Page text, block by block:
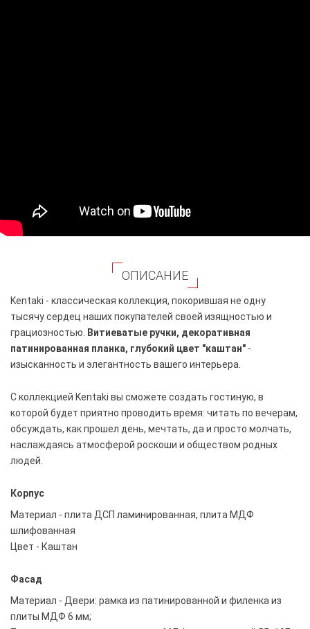
ОПИСАНИЕ
Kentaki - классическая коллекция, покорившая не одну
тысячу сердец наших покупателей своей изящностью и
грациозностью. Витиеватые ручки, декоративная
патинированная планка, глубокий цвет "каштан" -
изысканность и элегантность вашего интерьера.
С коллекцией Kentaki вы сможете создать гостиную, в
которой будет приятно проводить время: читать по вечерам,
обсуждать, как прошел день, мечтать, да и просто молчать,
наслаждаясь атмосферой роскоши и обществом родных
людей.
Корпус
Материал - плита ДСП ламинированная, плита МДФ
шлифованная
Цвет - Каштан
Фасад
Материал - Двери: рамка из патинированной и филенка из
плиты МДФ 6 мм;